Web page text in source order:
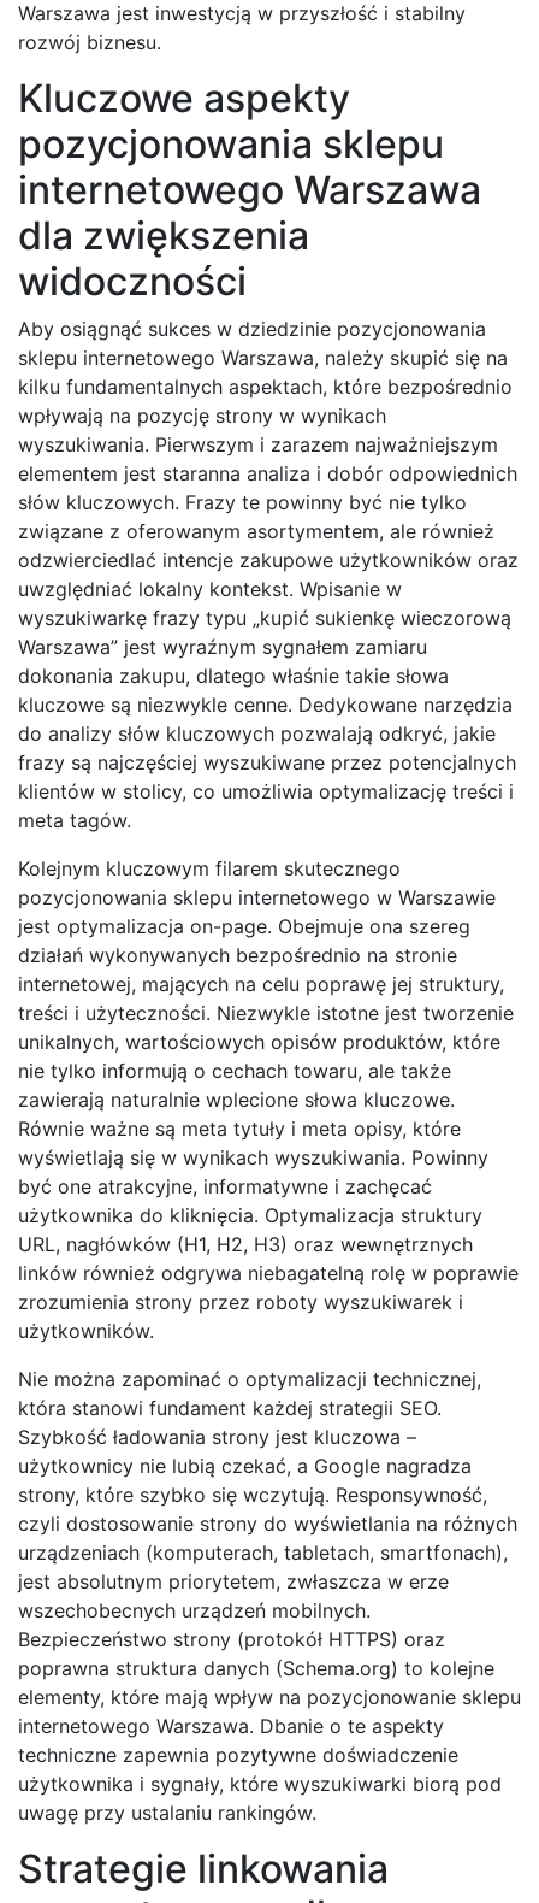
Warszawa jest inwestycją w przyszłość i stabilny
rozwój biznesu.
Kluczowe aspekty
pozycjonowania sklepu
internetowego Warszawa
dla zwiększenia
widoczności
Aby osiągnąć sukces w dziedzinie pozycjonowania
sklepu internetowego Warszawa, należy skupić się na
kilku fundamentalnych aspektach, które bezpośrednio
wpływają na pozycję strony w wynikach
wyszukiwania. Pierwszym i zarazem najważniejszym
elementem jest staranna analiza i dobór odpowiednich
słów kluczowych. Frazy te powinny być nie tylko
związane z oferowanym asortymentem, ale również
odzwierciedlać intencje zakupowe użytkowników oraz
uwzględniać lokalny kontekst. Wpisanie w
wyszukiwarkę frazy typu „kupić sukienkę wieczorową
Warszawa” jest wyraźnym sygnałem zamiaru
dokonania zakupu, dlatego właśnie takie słowa
kluczowe są niezwykle cenne. Dedykowane narzędzia
do analizy słów kluczowych pozwalają odkryć, jakie
frazy są najczęściej wyszukiwane przez potencjalnych
klientów w stolicy, co umożliwia optymalizację treści i
meta tagów.
Kolejnym kluczowym filarem skutecznego
pozycjonowania sklepu internetowego w Warszawie
jest optymalizacja on-page. Obejmuje ona szereg
działań wykonywanych bezpośrednio na stronie
internetowej, mających na celu poprawę jej struktury,
treści i użyteczności. Niezwykle istotne jest tworzenie
unikalnych, wartościowych opisów produktów, które
nie tylko informują o cechach towaru, ale także
zawierają naturalnie wplecione słowa kluczowe.
Równie ważne są meta tytuły i meta opisy, które
wyświetlają się w wynikach wyszukiwania. Powinny
być one atrakcyjne, informatywne i zachęcać
użytkownika do kliknięcia. Optymalizacja struktury
URL, nagłówków (H1, H2, H3) oraz wewnętrznych
linków również odgrywa niebagatelną rolę w poprawie
zrozumienia strony przez roboty wyszukiwarek i
użytkowników.
Nie można zapominać o optymalizacji technicznej,
która stanowi fundament każdej strategii SEO.
Szybkość ładowania strony jest kluczowa –
użytkownicy nie lubią czekać, a Google nagradza
strony, które szybko się wczytują. Responsywność,
czyli dostosowanie strony do wyświetlania na różnych
urządzeniach (komputerach, tabletach, smartfonach),
jest absolutnym priorytetem, zwłaszcza w erze
wszechobecnych urządzeń mobilnych.
Bezpieczeństwo strony (protokół HTTPS) oraz
poprawna struktura danych (Schema.org) to kolejne
elementy, które mają wpływ na pozycjonowanie sklepu
internetowego Warszawa. Dbanie o te aspekty
techniczne zapewnia pozytywne doświadczenie
użytkownika i sygnały, które wyszukiwarki biorą pod
uwagę przy ustalaniu rankingów.
Strategie linkowania